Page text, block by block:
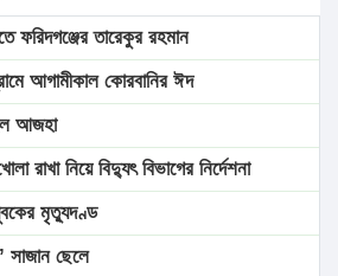
ফরিদগঞ্জের তারেকুর রহমান
আগামীকাল কোরবানির ঈদ
আজহা
রাখা নিয়ে বিদ্যুৎ বিভাগের নির্দেশনা
মৃত্যুদণ্ড
সাজান ছেলে